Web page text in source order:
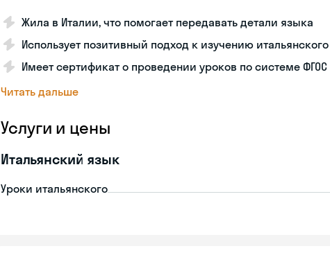
Жила в Италии, что помогает передавать детали языка
Использует позитивный подход к изучению итальянского
Имеет сертификат о проведении уроков по системе ФГОС
Читать дальше
Услуги и цены
Итальянский язык
Уроки итальянского